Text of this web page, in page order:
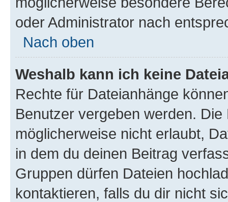
oder Administrator nach
Nach oben
Weshalb kann ich keine
Rechte für Dateianhänge
Benutzer vergeben werden.
möglicherweise nicht erlaubt,
in dem du deinen Beitrag
Gruppen dürfen Dateien
kontaktieren, falls du dir nicht